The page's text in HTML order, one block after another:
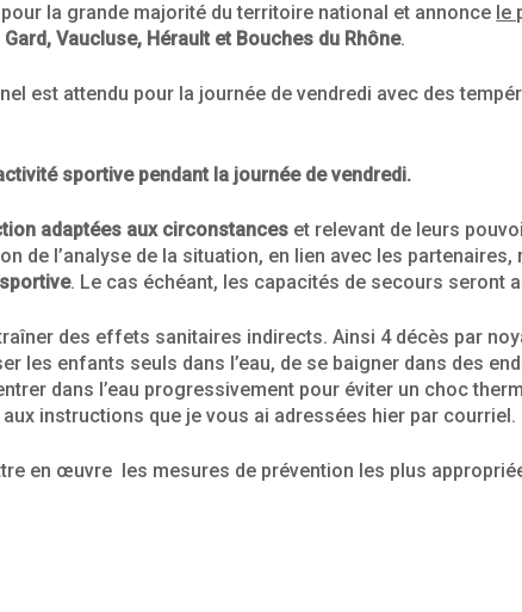
la grande majorité du territoire national et annonce le
Gard, Vaucluse, Hérault et Bouches du Rhône.
est attendu pour la journée de vendredi avec des
sportive pendant la journée de vendredi.
adaptées aux circonstances et relevant de leurs
de l’analyse de la situation, en lien avec les partenaires,
. Le cas échéant, les capacités de secours seront
des effets sanitaires indirects. Ainsi 4 décès par
les enfants seuls dans l’eau, de se baigner dans des
dans l’eau progressivement pour éviter un choc
instructions que je vous ai adressées hier par courriel.
en œuvre les mesures de prévention les plus